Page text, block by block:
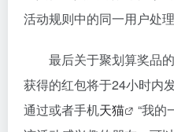
活动规则中的同一用户处理
最后关于聚划算奖品的
获得的红包将于24小时内
通过或者手机天猫
“我的